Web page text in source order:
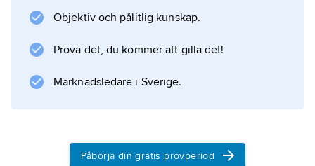
upprivet tillstånd eller svårt trångmål som
Objektiv och pålitlig kunskap.
Prova det, du kommer att gilla det!
Marknadsledare i Sverige.
Påbörja din gratis provperiod